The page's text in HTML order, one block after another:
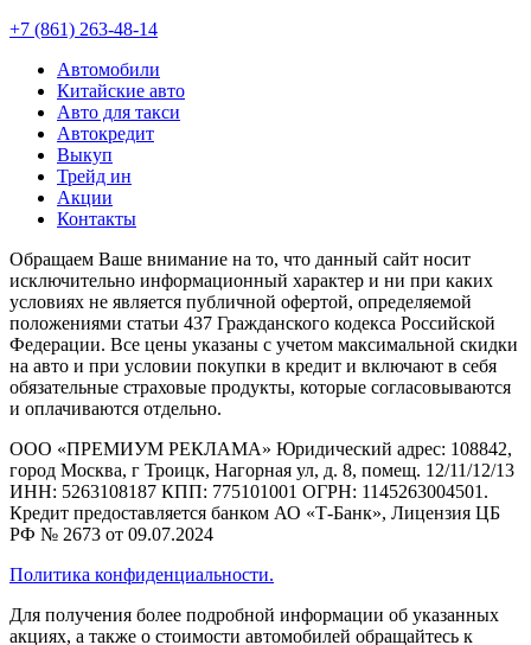
+7 (861) 263-48-14
Автомобили
Китайские авто
Авто для такси
Автокредит
Выкуп
Трейд ин
Акции
Контакты
Обращаем Ваше внимание на то, что данный сайт носит
исключительно информационный характер и ни при каких
условиях не является публичной офертой, определяемой
положениями статьи 437 Гражданского кодекса Российской
Федерации. Все цены указаны с учетом максимальной скидки
на авто и при условии покупки в кредит и включают в себя
обязательные страховые продукты, которые согласовываются
и оплачиваются отдельно.
ООО «ПРЕМИУМ РЕКЛАМА» Юридический адрес: 108842,
город Москва, г Троицк, Нагорная ул, д. 8, помещ. 12/11/12/13
ИНН: 5263108187 КПП: 775101001 ОГРН: 1145263004501.
Кредит предоставляется банком АО «Т-Банк», Лицензия ЦБ
РФ № 2673 от 09.07.2024
Политика конфиденциальности.
Для получения более подробной информации об указанных
акциях, а также о стоимости автомобилей обращайтесь к